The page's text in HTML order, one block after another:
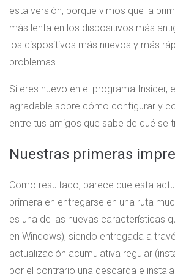
esta versión, porque vimos que la
más lenta en los dispositivos más
los dispositivos más nuevos y más
problemas.
Si eres nuevo en el programa Insider,
agradable sobre cómo configurar y
entre tus amigos que sabe de qué se
Nuestras primeras
Como resultado, parece que esta
primera en entregarse en una ruta
es una de las nuevas características
en Windows), siendo entregada a
actualización acumulativa regular
por el contrario una descarga e